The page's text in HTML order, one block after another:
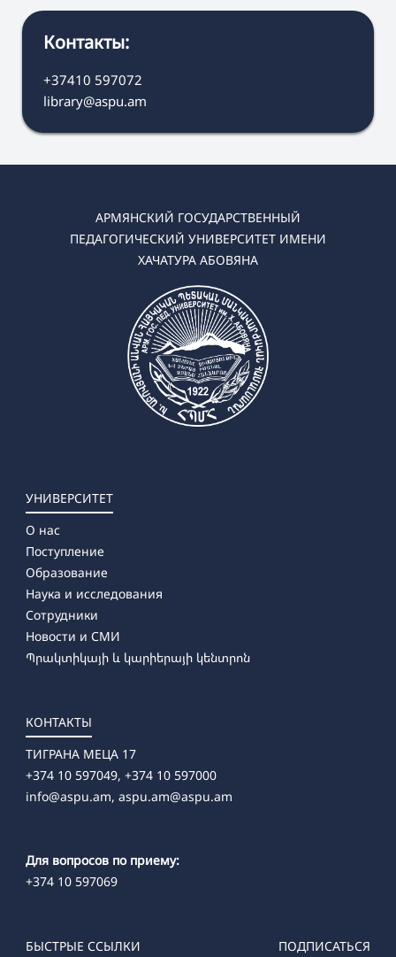
Контакты:
+37410 597072
library@aspu.am
АРМЯНСКИЙ ГОСУДАРСТВЕННЫЙ
ПЕДАГОГИЧЕСКИЙ УНИВЕРСИТЕТ ИМЕНИ
ХАЧАТУРА АБОВЯНА
УНИВЕРСИТЕТ
О нас
Поступление
Образование
Наука и исследования
Сотрудники
Новости и СМИ
Պրակտիկայի և կարիերայի կենտրոն
КОНТАКТЫ
ТИГРАНА МЕЦА 17
+374 10 597049, +374 10 597000
info@aspu.am, aspu.am@aspu.am
Для вопросов по приему:
+374 10 597069
БЫСТРЫЕ ССЫЛКИ ПОДПИСАТЬСЯ